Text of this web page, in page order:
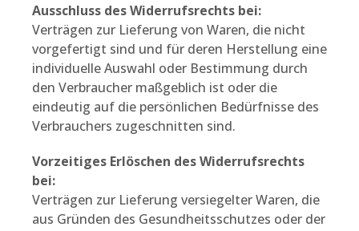
Ausschluss des Widerrufsrechts bei:
Verträgen zur Lieferung von Waren, die nicht
vorgefertigt sind und für deren Herstellung eine
individuelle Auswahl oder Bestimmung durch
den Verbraucher maßgeblich ist oder die
eindeutig auf die persönlichen Bedürfnisse des
Verbrauchers zugeschnitten sind.
Vorzeitiges Erlöschen des Widerrufsrechts
bei:
Verträgen zur Lieferung versiegelter Waren, die
aus Gründen des Gesundheitsschutzes oder der